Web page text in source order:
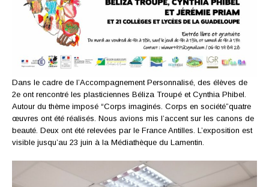
Dans le cadre de l’Accompagnement Personnalisé, des élèves de
2e ont rencontré les plasticiennes Béliza Troupé et Cynthia Phibel.
Autour du thème imposé “Corps imaginés. Corps en société”quatre
œuvres ont été réalisés. Nous avions mis l’accent sur les canons de
beauté. Deux ont été relevées par le France Antilles. L’exposition est
visible jusqu’au 23 juin à la Médiathèque du Lamentin.